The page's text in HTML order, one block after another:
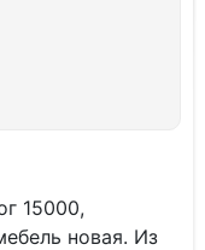
15000,
новая. Из